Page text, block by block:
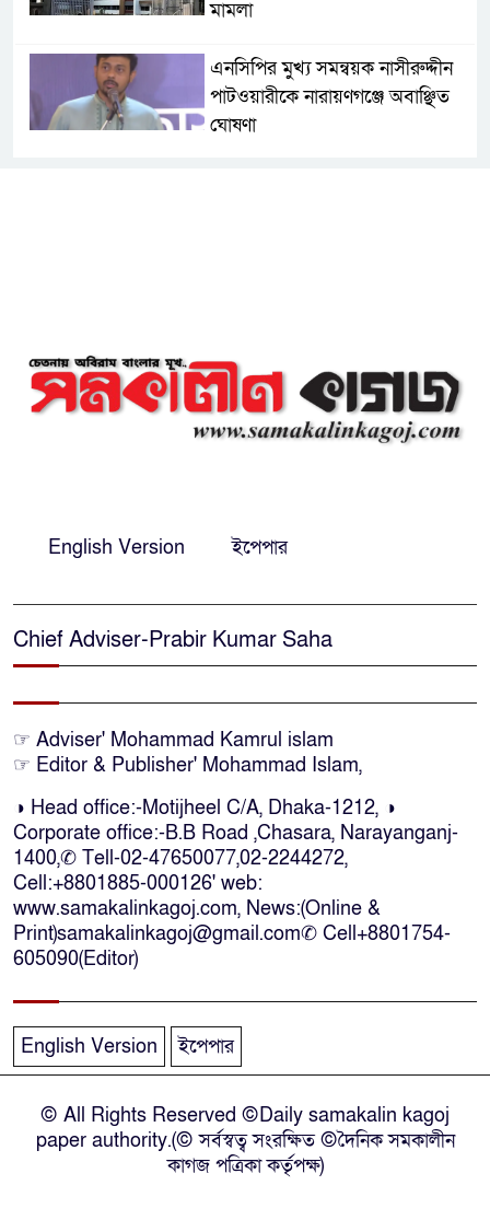
মামলা
এনসিপির মুখ্য সমন্বয়ক নাসীরুদ্দীন
পাটওয়ারীকে নারায়ণগঞ্জে অবাঞ্ছিত
ঘোষণা
নারায়ণগঞ্জে দিনমজুরের রহস্যজনক
মৃত্যু, শরীরে নির্যাতনের চিহ্ন প্রস্ফুটিত
হাসিনা
নির্দিষ্ট কোনো মামলা না থাকলে ‘শ্যোন
অ্যারেস্ট’ নয়, হাইকোর্টের আদেশ
স্থগিত
লাশ আনা’সহ পূর্ণ সহায়তার আশ্বাস
ইউএনও’র
কক্সবাজারে কোস্টগার্ডের অভিযানে
দেশীয় মদসহ আটক-৪
দক্ষিণ আফ্রিকায় দোকানে আগুন, ৬
দৃষ্টিপ্রতিবন্ধী শিক্ষার্থী পাশে দাঁড়ালেন
নারায়ণগঞ্জের মানবিক ডিসি
নারায়ণগঞ্জে পুলিশ কর্মকর্তার ঝুলন্ত
মরদেহ উদ্ধার
English Version ইপেপার
Chief Adviser-Prabir Kumar Saha
☞ Adviser' Mohammad Kamrul islam
☞ Editor & Publisher' Mohammad Islam,
◑ Head office:-Motijheel C/A, Dhaka-1212, ◑
Corporate office:-B.B Road ,Chasara, Narayanganj-
1400,✆ Tell-02-47650077,02-2244272,
Cell:+8801885-000126' web:
www.samakalinkagoj.com, News:(Online &
Print)samakalinkagoj@gmail.com✆ Cell+8801754-
605090(Editor)
English Version ইপেপার
© All Rights Reserved ©Daily samakalin kagoj
paper authority.(© সর্বস্বত্ব সংরক্ষিত ©দৈনিক সমকালীন
কাগজ পত্রিকা কর্তৃপক্ষ)